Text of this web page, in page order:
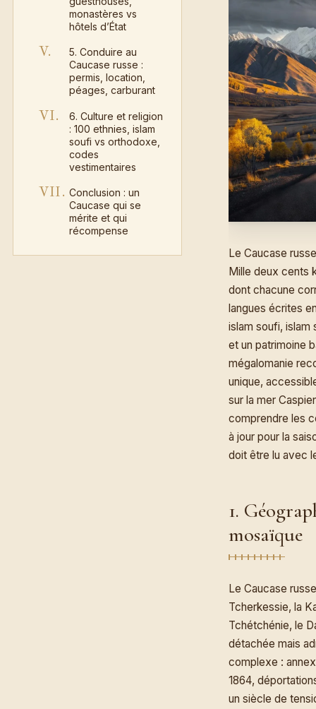
monastères vs
hôtels d’État
V.
5. Conduire au
Caucase russe :
permis, location,
péages, carburant
VI.
6. Culture et religion
: 100 ethnies, islam
soufi vs orthodoxe,
codes
vestimentaires
VII. Conclusion : un
Caucase qui se
mérite et qui
récompense
Le Caucase
Mille deux cents
dont chacune
langues écrites
islam soufi, islam
et un patrimoine
mégalomanie
unique,
sur la mer
comprendre les
à jour pour la
doit être lu avec
1.
mosaïque
Le Caucase
Tcherkessie, la
Tchétchénie, le
détachée mais
complexe :
1864,
un siècle de